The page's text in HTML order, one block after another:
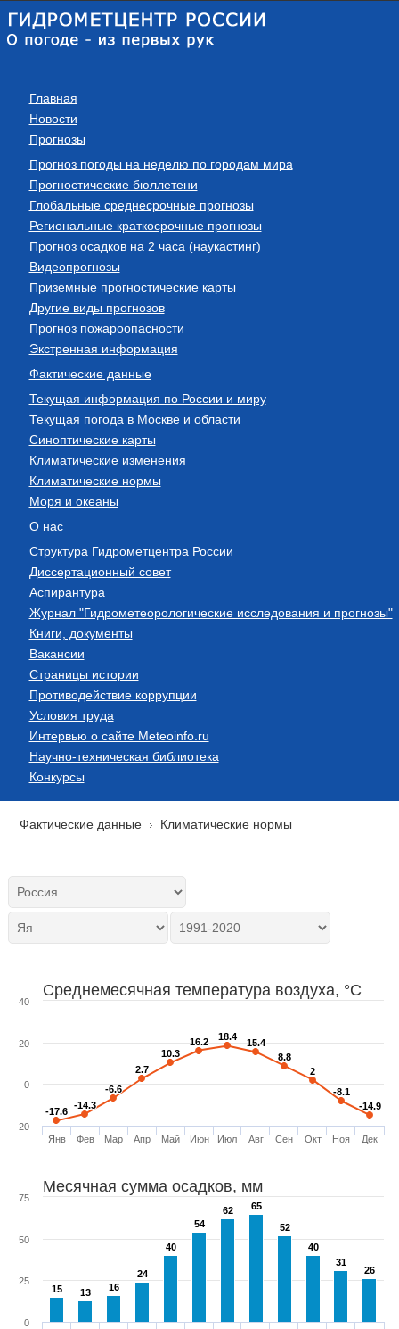
Главная
Новости
Прогнозы
Прогноз погоды на неделю по городам мира
Прогностические бюллетени
Глобальные среднесрочные прогнозы
Региональные краткосрочные прогнозы
Прогноз осадков на 2 часа (наукастинг)
Видеопрогнозы
Приземные прогностические карты
Другие виды прогнозов
Прогноз пожароопасности
Экстренная информация
Фактические данные
Текущая информация по России и миру
Текущая погода в Москве и области
Синоптические карты
Климатические изменения
Климатические нормы
Моря и океаны
О нас
Структура Гидрометцентра России
Диссертационный совет
Аспирантура
Журнал "Гидрометеорологические исследования и прогнозы"
Книги, документы
Вакансии
Страницы истории
Противодействие коррупции
Условия труда
Интервью о сайте Meteoinfo.ru
Научно-техническая библиотека
Конкурсы
Фактические данные Климатические нормы
Среднемесячная температура воздуха, °C
-17.6
-17.6
-14.3
-14.3
-6.6
-6.6
2.7
2.7
10.3
10.3
16.2
16.2 18.4
18.4
15.4
15.4
8.8
8.8
2
2
-8.1
-8.1
-14.9
-14.9
Янв Фев Мар Апр Май Июн Июл Авг Сен Окт Ноя Дек
-20
0
20
40
Месячная сумма осадков, мм
15
15 13
13 16
16
24
24
40
40
54
54
62
62 65
65
52
52
40
40
31
31
26
26
0
25
50
75